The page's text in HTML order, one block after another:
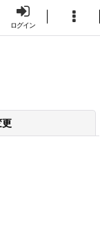
ログイン
更